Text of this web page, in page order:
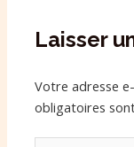
Laisser
Votre adresse
obligatoires